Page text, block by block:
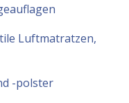
Luftmatratzen,
-polster